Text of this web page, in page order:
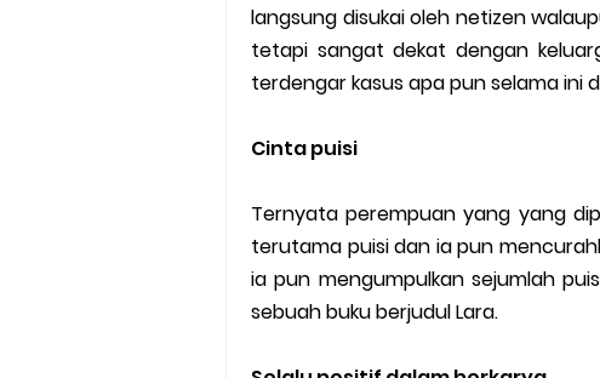
langsung disukai oleh netizen
tetapi sangat dekat dengan
terdengar kasus apa pun selama ini
Cinta puisi
Ternyata perempuan yang yang
terutama puisi dan ia pun
ia pun mengumpulkan sejumlah
sebuah buku berjudul Lara.